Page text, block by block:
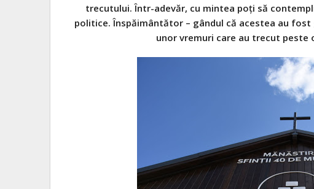
trecutului. Într-adevăr, cu mintea poți să
politice. Înspăimântător – gândul că acestea au
unor vremuri care au trecut peste